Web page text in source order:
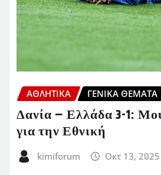
ΑΘΛΗΤΙΚΑ ΓΕΝΙΚΑ ΘΕΜΑΤΑ
Δανία – Ελλάδα 3-1:
για την Εθνική
kimiforum Οκτ 13, 2025